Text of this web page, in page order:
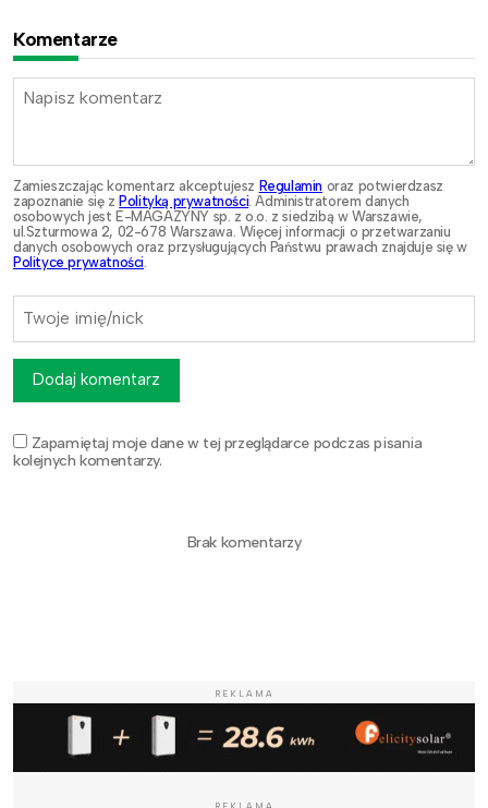
Komentarze
Zamieszczając komentarz akceptujesz Regulamin oraz potwierdzasz
zapoznanie się z Polityką prywatności. Administratorem danych
osobowych jest E-MAGAZYNY sp. z o.o. z siedzibą w Warszawie,
ul.Szturmowa 2, 02-678 Warszawa. Więcej informacji o przetwarzaniu
danych osobowych oraz przysługujących Państwu prawach znajduje się w
Polityce prywatności.
Zapamiętaj moje dane w tej przeglądarce podczas pisania
kolejnych komentarzy.
Dodaj komentarz
Brak komentarzy
REKLAMA
REKLAMA